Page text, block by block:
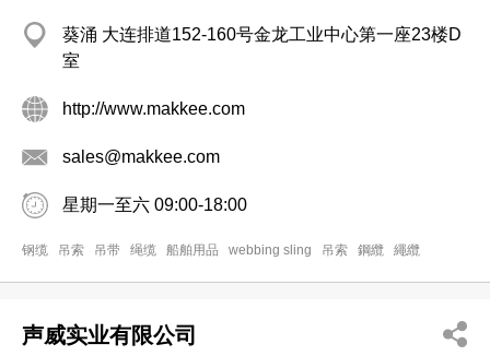
葵涌 大连排道152-160号金龙工业中心第一座23楼D
室
http://www.makkee.com
sales@makkee.com
星期一至六 09:00-18:00
钢缆 吊索 吊带 绳缆 船舶用品 webbing sling 吊索 鋼纜 繩纜
声威实业有限公司